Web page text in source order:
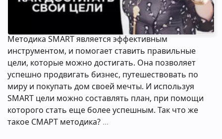
Методика SMART является эффективным
инструментом, и помогает ставить правильные
цели, которые можно достигать. Она позволяет
успешно продвигать бизнес, путешествовать по
миру и покупать дом своей мечты. И используя
SMART цели можно составлять план, при помощи
которого стать еще более успешным. Так что же
такое СМАРТ методика?